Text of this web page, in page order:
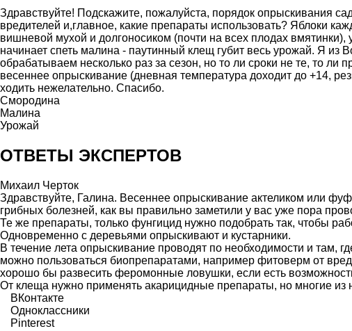
Здравствуйте! Подскажите, пожалуйста, порядок опрыскивания
вредителей и,главное, какие препараты использовать? Яблоки
вишневой мухой и долгоносиком (почти на всех плодах вмятинки),
начинает спеть малина - паутинный клещ губит весь урожай. Я из
обрабатываем несколько раз за сезон, но то ли сроки не те, то ли
весеннее опрыскивание (дневная температура доходит до +14,
ходить нежелательно. Спасибо.
Смородина
Малина
Урожай
ОТВЕТЫ ЭКСПЕРТОВ
Михаил Черток
Здравствуйте, Галина. Весеннее опрыскивание актеликом или
грибных болезней, как вы правильно заметили у вас уже пора
Те же препараты, только фунгицид нужно подобрать так, чтобы
Одновременно с деревьями опрыскивают и кустарники.
В течение лета опрыскивание проводят по необходимости и там,
можно пользоваться биопрепаратами, например фитоверм от
хорошо бы развесить феромонные ловушки, если есть
От клеща нужно применять акарицидные препараты, но многие из
ВКонтакте
Одноклассники
Pinterest